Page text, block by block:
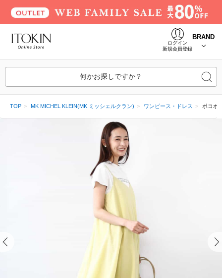
ログイン
新規会員登録
BRAND
何かお探しですか？
TOP MK MICHEL KLEIN(MK ミッシェルクラン) ワンピース・ドレス ポコポ